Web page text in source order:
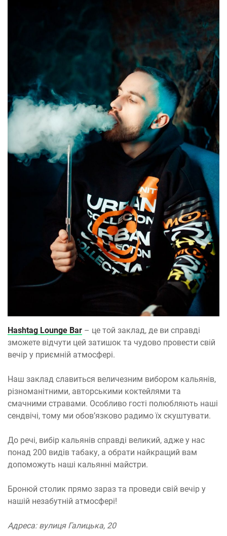
Hashtag Lounge Bar – це той заклад, де ви справді
зможете відчути цей затишок та чудово провести свій
вечір у приємній атмосфері.
Наш заклад славиться величезним вибором кальянів,
різноманітними, авторськими коктейлями та
смачними стравами. Особливо гості полюбляють наші
сендвічі, тому ми обовʼязково радимо їх скуштувати.
До речі, вибір кальянів справді великий, адже у нас
понад 200 видів табаку, а обрати найкращий вам
допоможуть наші кальянні майстри.
Бронюй столик прямо зараз та проведи свій вечір у
нашій незабутній атмосфері!
Адреса: вулиця Галицька, 20